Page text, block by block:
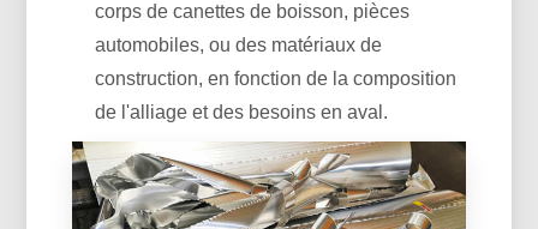
corps de canettes de boisson, pièces
automobiles, ou des matériaux de
construction, en fonction de la composition
de l'alliage et des besoins en aval.